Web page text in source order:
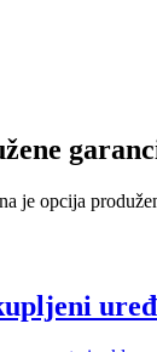
je opcija